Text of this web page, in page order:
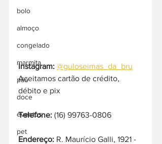
bolo
almoço
congelado
marmita
pão
doce
eventos
pet
Instagram: @guloseimas_da_bru
Aceitamos cartão de crédito,
débito e pix
Telefone: (16) 99763-0806
Endereço: R. Maurício Galli, 1921 -